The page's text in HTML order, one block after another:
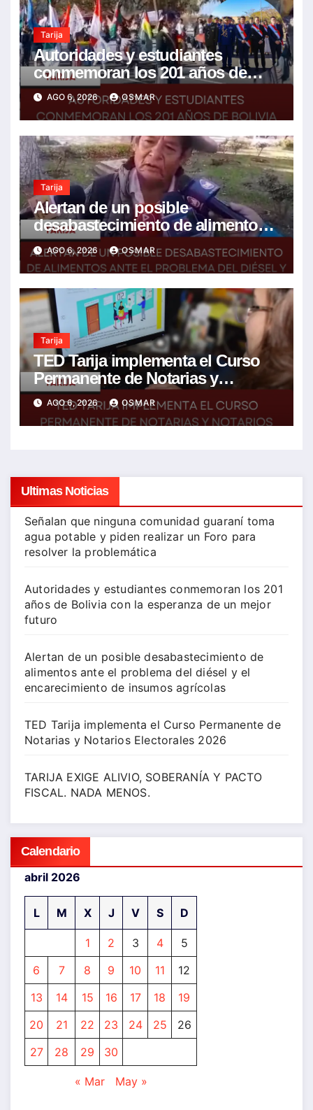
Tarija
Autoridades y estudiantes
conmemoran los 201 años de
Bolivia con la esperanza de un
mejor futuro
AGO 6, 2026 OSMAR
Tarija
Alertan de un posible
desabastecimiento de alimentos
ante el problema del diésel y el
encarecimiento de insumos
agrícolas
AGO 6, 2026 OSMAR
Tarija
TED Tarija implementa el Curso
Permanente de Notarias y
Notarios Electorales 2026
AGO 6, 2026 OSMAR
Ultimas Noticias
Señalan que ninguna comunidad guaraní toma
agua potable y piden realizar un Foro para
resolver la problemática
Autoridades y estudiantes conmemoran los 201
años de Bolivia con la esperanza de un mejor
futuro
Alertan de un posible desabastecimiento de
alimentos ante el problema del diésel y el
encarecimiento de insumos agrícolas
TED Tarija implementa el Curso Permanente de
Notarias y Notarios Electorales 2026
TARIJA EXIGE ALIVIO, SOBERANÍA Y PACTO
FISCAL. NADA MENOS.
Calendario
abril 2026
L M X J V S D
1 2 3 4
5
6
7 8 9 10 11
12
13
14 15 16 17 18
19
20
21 22 23 24 25
26
27
28 29 30
« Mar May »